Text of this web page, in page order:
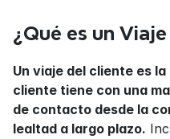
¿Qué es un
Un viaje del cliente es
cliente tiene con una
de contacto desde la
lealtad a largo plazo.